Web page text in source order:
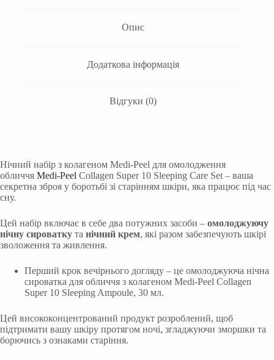
Опис
Додаткова інформація
Відгуки (0)
Нічний набір з колагеном Medi-Peel для омолодження
обличчя Medi-Peel Collagen Super 10 Sleeping Care Set – ваша
секретна зброя у боротьбі зі старінням шкіри, яка працює під час
сну.
Цей набір включає в себе два потужних засоби – омолоджуючу
нічну сироватку та нічний крем, які разом забезпечують шкірі
зволоження та живлення.
Перший крок вечірнього догляду – це омолоджуюча нічна
сироватка для обличчя з колагеном Medi-Peel Collagen
Super 10 Sleeping Ampoule, 30 мл.
Цей висококонцентрований продукт розроблений, щоб
підтримати вашу шкіру протягом ночі, згладжуючи зморшки та
борючись з ознаками старіння.